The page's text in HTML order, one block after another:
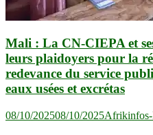
Mali : La CN-CIEPA et
leurs plaidoyers pour la
redevance du service
eaux usées et excrétas
08/10/202508/10/2025